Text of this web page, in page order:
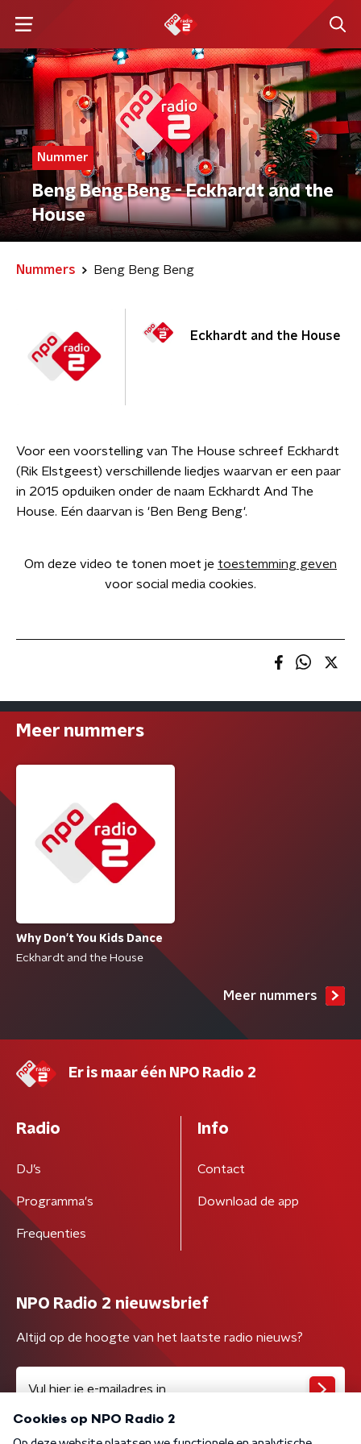
Nummer
Beng Beng Beng - Eckhardt and the
House
Nummers Beng Beng Beng
Eckhardt and the House
Voor een voorstelling van The House schreef Eckhardt
(Rik Elstgeest) verschillende liedjes waarvan er een paar
in 2015 opduiken onder de naam Eckhardt And The
House. Eén daarvan is 'Ben Beng Beng'.
Om deze video te tonen moet je toestemming geven
voor social media cookies.
Meer nummers
Why Don't You Kids Dance
Eckhardt and the House
Meer nummers
Er is maar één NPO Radio 2
Radio
DJ’s
Programma's
Frequenties
Info
Contact
Download de app
NPO Radio 2 nieuwsbrief
Altijd op de hoogte van het laatste radio nieuws?